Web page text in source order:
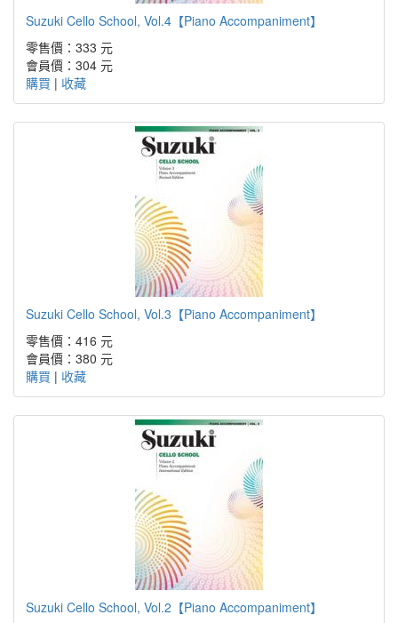
Suzuki Cello School, Vol.4【Piano Accompaniment】
零售價：333 元
會員價：304 元
購買 | 收藏
Suzuki Cello School, Vol.3【Piano Accompaniment】
零售價：416 元
會員價：380 元
購買 | 收藏
Suzuki Cello School, Vol.2【Piano Accompaniment】